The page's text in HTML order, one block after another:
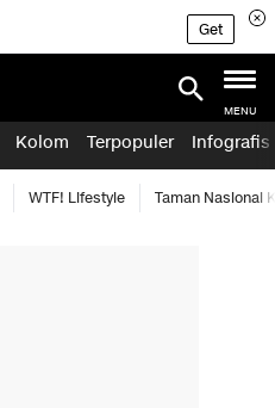
Get
MENU
Kolom Terpopuler Infografis
WTF! Lifestyle Taman Nasional